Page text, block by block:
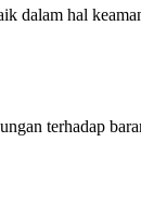
dalam hal
terhadap